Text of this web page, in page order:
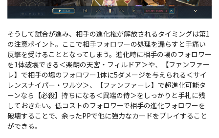
そうして試合が進み、相手の進化権が解放されるタイミングは第1
の注意ポイント。ここで相手フォロワーの処理を漏らすと手痛い
反撃を受けることとなってしまう。進化時に相手の場のフォロワー
を1体破壊できる＜楽朗の天宮・フィルドア＞や、【ファンファー
レ】で相手の場のフォロワー1体に5ダメージを与えられる＜サイ
レンスナイパー・ワルツ＞、【ファンファーレ】で超進化可能タ
ーンなら【必殺】持ちになる＜異端の侍＞をしっかりと手札に残
しておきたい。低コストのフォロワーで相手の進化フォロワーを
破壊することで、余ったPPで他に強力なカードをプレイすること
ができる。